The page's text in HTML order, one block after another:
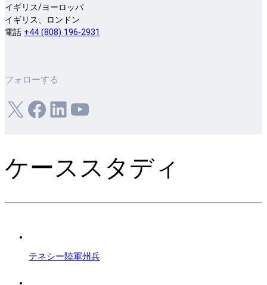
イギリス/ヨーロッパ
イギリス、ロンドン
電話 +44 (808) 196-2931
フォローする
X フェイスブックLinkedIn ユーチューブ
ケーススタディ
テネシー陸軍州兵